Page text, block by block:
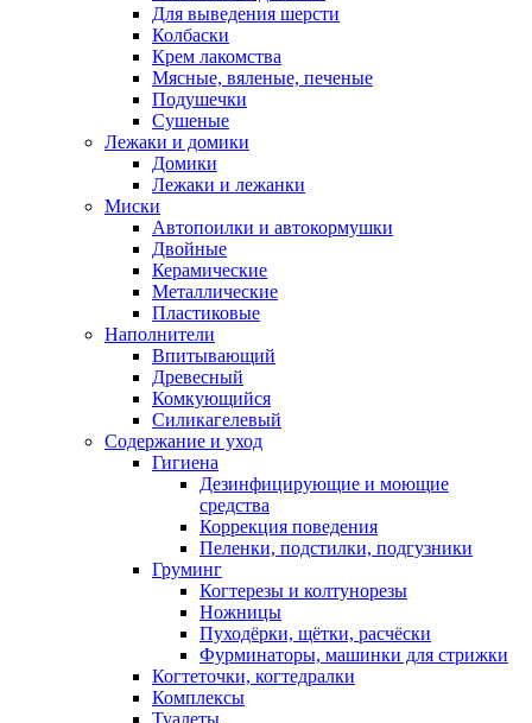
Для выведения шерсти
Колбаски
Крем лакомства
Мясные, вяленые, печеные
Подушечки
Сушеные
Лежаки и домики
Домики
Лежаки и лежанки
Миски
Автопоилки и автокормушки
Двойные
Керамические
Металлические
Пластиковые
Наполнители
Впитывающий
Древесный
Комкующийся
Силикагелевый
Содержание и уход
Гигиена
Дезинфицирующие и моющие
средства
Коррекция поведения
Пеленки, подстилки, подгузники
Груминг
Когтерезы и колтунорезы
Ножницы
Пуходёрки, щётки, расчёски
Фурминаторы, машинки для стрижки
Когтеточки, когтедралки
Комплексы
Туалеты